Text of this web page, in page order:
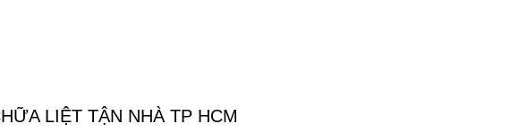
LIỆT TẬN NHÀ TP HCM